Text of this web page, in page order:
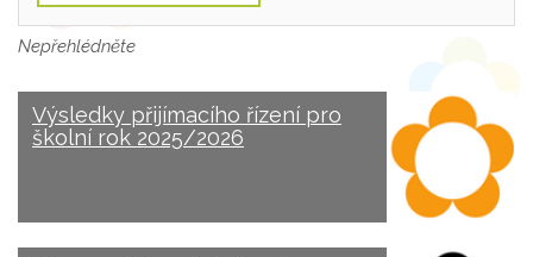
Nepřehlédněte
Výsledky přijímacího řízení pro
školní rok 2025/2026